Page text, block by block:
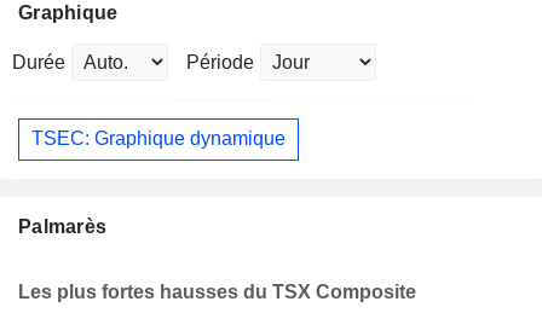
Graphique
Durée Période
TSEC: Graphique dynamique
Palmarès
Les plus fortes hausses du TSX Composite